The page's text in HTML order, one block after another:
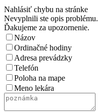
Nahlásiť chybu na stránke
Nevyplnili ste opis problému.
Ďakujeme za upozornenie.
Názov
Ordinačné hodiny
Adresa prevádzky
Telefón
Poloha na mape
Meno lekára